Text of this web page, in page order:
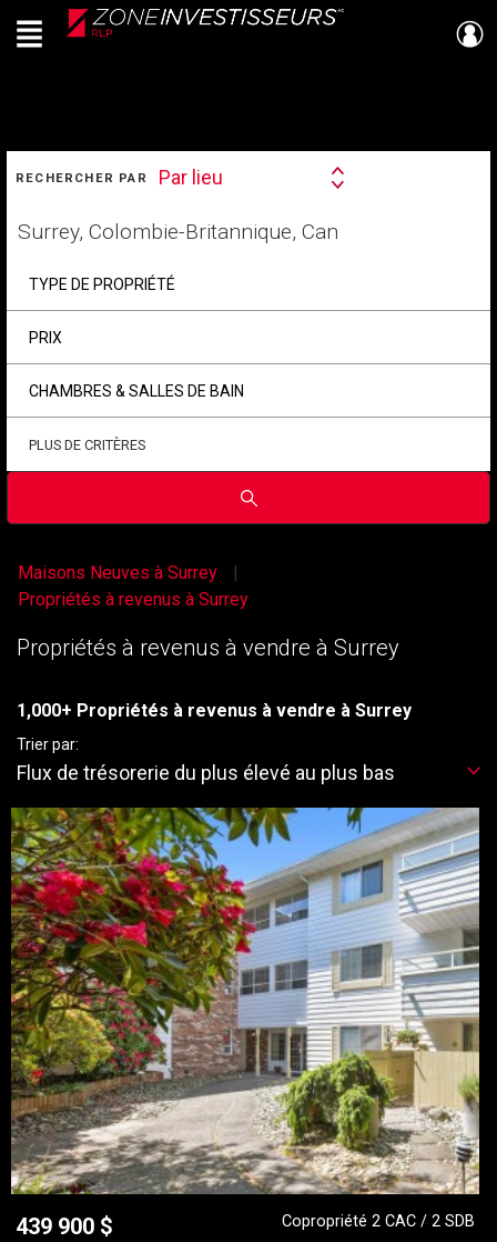
Live
En Direct
Menu
RECHERCHER PAR
Search
Par lieu
votre
TYPE DE PROPRIÉTÉ
PRIX
CHAMBRES & SALLES DE BAIN
PLUS DE CRITÈRES
Soumettre
Maisons Neuves à Surrey
Propriétés à revenus à Surrey
Propriétés à revenus à vendre à Surrey
1,000+ Propriétés à revenus à vendre à Surrey
Trier par:
Flux de trésorerie du plus élevé au plus bas
439 900 $
Copropriété 2 CAC / 2 SDB